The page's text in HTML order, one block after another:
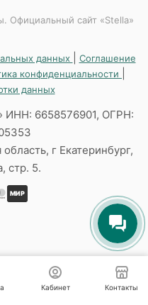
Официальный сайт «Stella»
данных
Соглашение
конфиденциальности
данных
6658576901, ОГРН:
г Екатеринбург,
стр. 5.
МИР
Кабинет Контакты